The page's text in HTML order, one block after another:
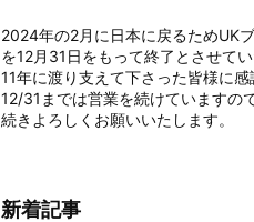
2024年の2月に日本に戻るためUK
を12月31日をもって終了とさせてい
11年に渡り支えて下さった皆様に感
12/31までは営業を続けていますの
続きよろしくお願いいたします。
新着記事